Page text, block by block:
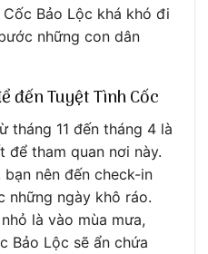
Bảo Lộc khá khó đi
những con dân
đến Tuyệt Tình Cốc
tháng 11 đến tháng 4 là
tham quan nơi này.
nên đến check-in
những ngày khô ráo.
là vào mùa mưa,
Bảo Lộc sẽ ẩn chứa